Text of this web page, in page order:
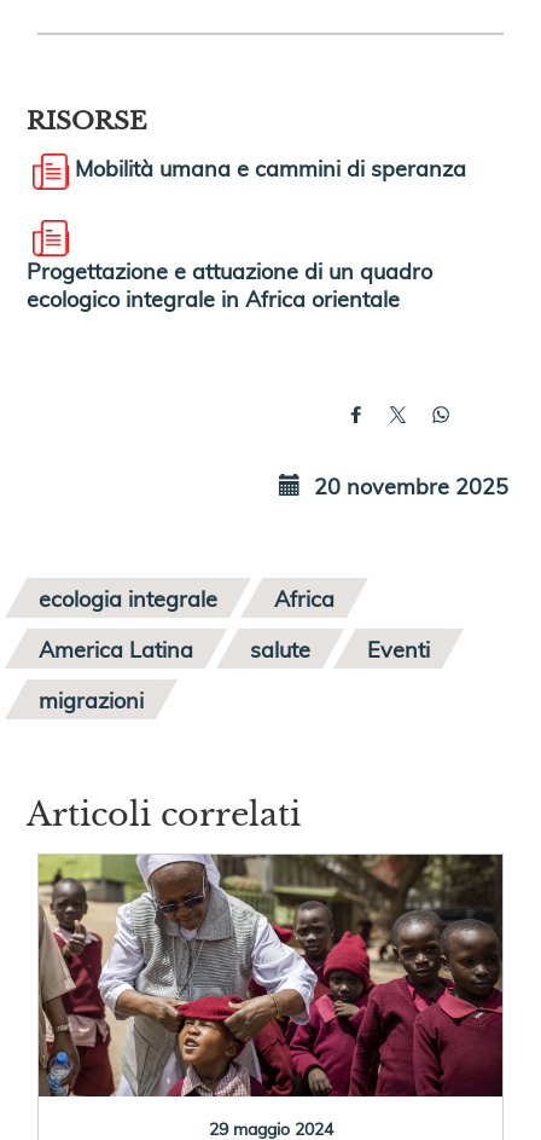
RISORSE
Mobilità umana e cammini di speranza
Progettazione e attuazione di un quadro
ecologico integrale in Africa orientale
20 novembre 2025
ecologia integrale
Africa
America Latina
salute
Eventi
migrazioni
Articoli correlati
29 maggio 2024